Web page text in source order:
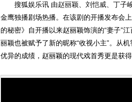
搜狐娱乐讯 由赵丽颖 刘恺威 、丁
金鹰独播剧场热播。在该剧的开播发布会
的秘密》自开播以来赵丽颖饰演的“妻子”
丽颖也被赋予了新的昵称“收视小主”。从
优异的成绩，赵丽颖的现代戏首秀更是获